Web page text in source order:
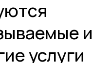
и
услуги